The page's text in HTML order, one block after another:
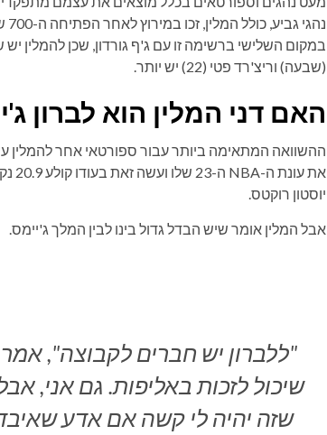
(שבעה) וריצ'רד פטי (22) יש יותר.
האם דני המלין הוא לברון
ההשוואה המתאימה ביותר עבור ספורטאי אחר להמלין
יוסטון רוקטס.
אבל המלין אומר שיש הבדל גדול בינו לבין המלך ג'יימס.
"ללברון יש חברים לקבוצה",
שיכול לזכות באליפות. גם אני,
שזה יהיה לי קשה אם אדע